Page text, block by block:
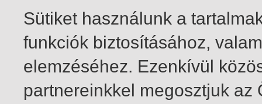
Sütiket használunk a
funkciók biztosításához,
elemzéséhez. Ezenkívül
partnereinkkel megosztjuk